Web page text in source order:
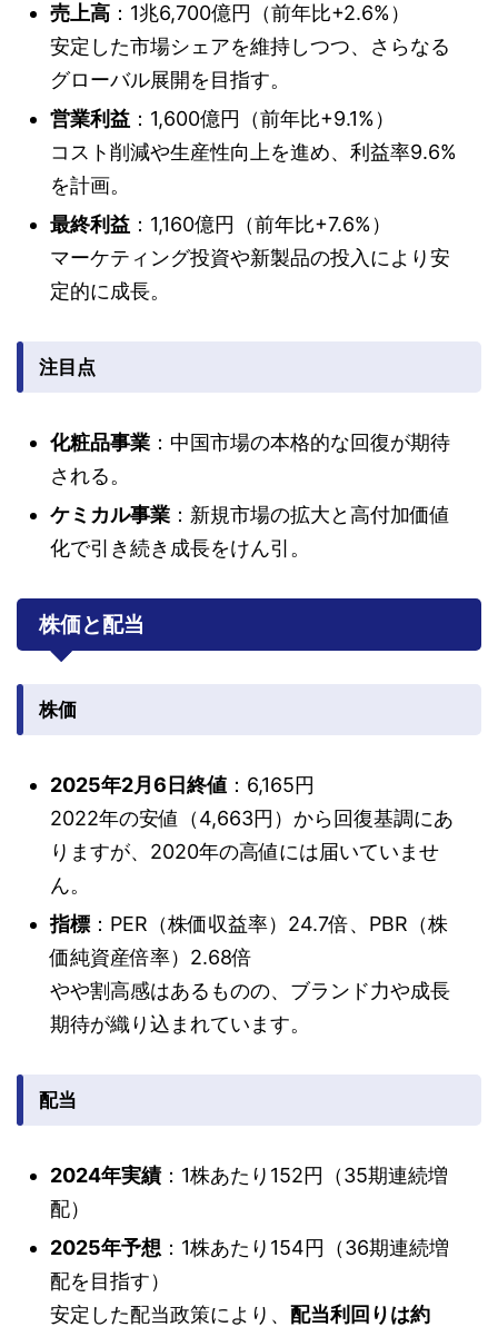
売上高 ：1兆6,700億円（前年比+2.6%）
安定した市場シェアを維持しつつ、さらなる
グローバル展開を目指す。
営業利益 ：1,600億円（前年比+9.1%）
コスト削減や生産性向上を進め、利益率9.6%
を計画。
最終利益 ：1,160億円（前年比+7.6%）
マーケティング投資や新製品の投入により安
定的に成長。
注目点
化粧品事業 ：中国市場の本格的な回復が期待
される。
ケミカル事業 ：新規市場の拡大と高付加価値
化で引き続き成長をけん引。
株価と配当
株価
2025年2月6日終値 ：6,165円
2022年の安値（4,663円）から回復基調にあ
りますが、2020年の高値には届いていませ
ん。
指標 ：PER（株価収益率）24.7倍、PBR（株
価純資産倍率）2.68倍
やや割高感はあるものの、ブランド力や成長
期待が織り込まれています。
配当
2024年実績：1株あたり152円（35期連続増
配）
2025年予想 ：1株あたり154円（36期連続増
配を目指す）
安定した配当政策により、 配当利回りは約